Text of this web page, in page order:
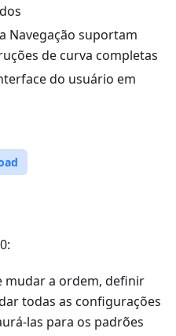
Navegação suportam
de curva completas
do usuário em
mudar a ordem, definir
todas as configurações
las para os padrões